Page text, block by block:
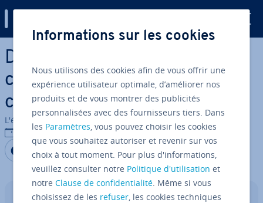
Aller au contenu principal
Dé­sac­ti­ver les cookies :
comment dé­sac­ti­ver les
cookies ?
L'équipe édi­to­riale IONOS
13/12/2018
Partager sur Facebook
Partager sur Twitter
Partager sur LinkedIn
Sommaire
Informations sur les cookies
Nous utilisons des cookies afin de vous offrir une
expérience utilisateur optimale, d’améliorer nos
produits et de vous montrer des publicités
personnalisées avec des fournisseurs tiers. Dans
les Paramètres, vous pouvez choisir les cookies
que vous souhaitez autoriser et revenir sur vos
choix à tout moment. Pour plus d'informations,
veuillez consulter notre Politique d'utilisation et
notreClause de confidentialité. Même si vous
choisissez de les refuser, les cookies techniques